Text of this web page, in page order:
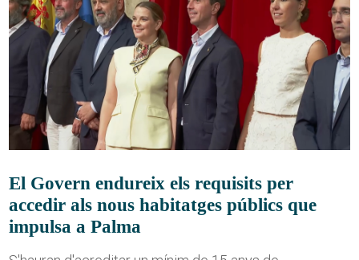
El Govern endureix els requisits per
accedir als nous habitatges públics que
impulsa a Palma